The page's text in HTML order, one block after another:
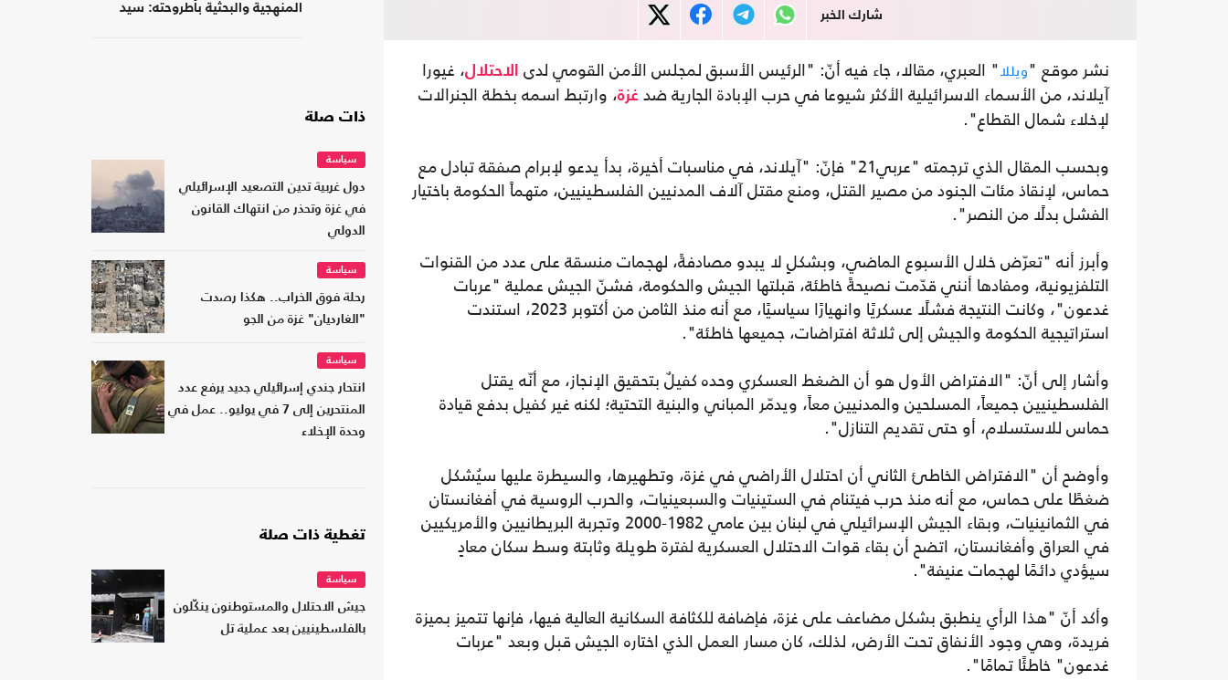
شارك الخبر
نشر موقع "ويللا" العبري، مقالا، جاء فيه أنّ: "الرئيس الأسبق لمجلس الأمن القومي لدى الاحتلال، غيورا
آيلاند، من الأسماء الاسرائيلية الأكثر شيوعا في حرب الإبادة الجارية ضد غزة، وارتبط اسمه بخطة الجنرالات
لإخلاء شمال القطاع".
وبحسب المقال الذي ترجمته "عربي21" فإنّ: "آيلاند، في مناسبات أخيرة، بدأ يدعو لإبرام صفقة تبادل مع
حماس، لإنقاذ مئات الجنود من مصير القتل، ومنع مقتل آلاف المدنيين الفلسطينيين، متهماً الحكومة باختيار
الفشل بدلًا من النصر".
وأبرز أنه "تعرّض خلال الأسبوع الماضي، وبشكلٍ لا يبدو مصادفةً، لهجمات منسقة على عدد من القنوات
التلفزيونية، ومفادها أنني قدّمت نصيحةً خاطئة، قبلتها الجيش والحكومة، فشنّ الجيش عملية "عربات
غدعون"، وكانت النتيجة فشلًا عسكريًا وانهيارًا سياسيًا، مع أنه منذ الثامن من أكتوبر 2023، استندت
استراتيجية الحكومة والجيش إلى ثلاثة افتراضات، جميعها خاطئة".
وأشار إلى أنّ: "الافتراض الأول هو أن الضغط العسكري وحده كفيلٌ بتحقيق الإنجاز، مع أنّه يقتل
الفلسطينيين جميعاً، المسلحين والمدنيين معاً، ويدمّر المباني والبنية التحتية؛ لكنه غير كفيل بدفع قيادة
حماس للاستسلام، أو حتى تقديم التنازل".
وأوضح أن "الافتراض الخاطئ الثاني أن احتلال الأراضي في غزة، وتطهيرها، والسيطرة عليها سيُشكل
ضغطًا على حماس، مع أنه منذ حرب فيتنام في الستينيات والسبعينيات، والحرب الروسية في أفغانستان
في الثمانينيات، وبقاء الجيش الإسرائيلي في لبنان بين عامي 1982-2000 وتجربة البريطانيين والأمريكيين
في العراق وأفغانستان، اتضح أن بقاء قوات الاحتلال العسكرية لفترة طويلة وثابتة وسط سكان معادٍ
سيؤدي دائمًا لهجمات عنيفة".
وأكد أنّ "هذا الرأي ينطبق بشكل مضاعف على غزة، فإضافة للكثافة السكانية العالية فيها، فإنها تتميز بميزة
فريدة، وهي وجود الأنفاق تحت الأرض، لذلك، كان مسار العمل الذي اختاره الجيش قبل وبعد "عربات
غدعون" خاطئًا تمامًا".
المنهجية والبحثية بأطروحته: سيد
ذات صلة
سياسة
دول غربية تدين التصعيد الإسرائيلي
في غزة وتحذر من انتهاك القانون
الدولي
سياسة
رحلة فوق الخراب.. هكذا رصدت
"الغارديان" غزة من الجو
سياسة
انتحار جندي إسرائيلي جديد يرفع عدد
المنتحرين إلى 7 في يوليو.. عمل في
وحدة الإخلاء
تغطية ذات صلة
سياسة
جيش الاحتلال والمستوطنون ينكّلون
بالفلسطينيين بعد عملية تل